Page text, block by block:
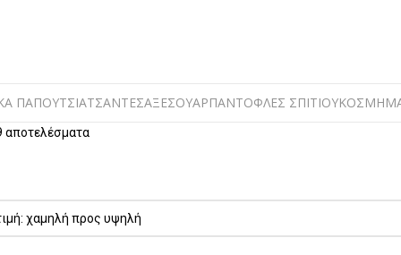
ΠΑΠΟΥΤΣΙΑΤΣΑΝΤΕΣΑΞΕΣΟΥΑΡΠΑΝΤΟΦΛΕΣ ΣΠΙΤΙΟΥ
αποτελέσματα